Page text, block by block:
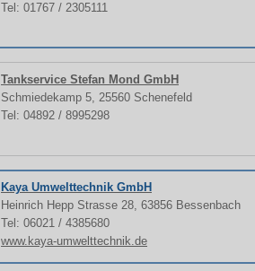
Tel: 01767 / 2305111
Tankservice Stefan Mond GmbH
Schmiedekamp 5, 25560 Schenefeld
Tel: 04892 / 8995298
Kaya Umwelttechnik GmbH
Heinrich Hepp Strasse 28, 63856 Bessenbach
Tel: 06021 / 4385680
www.kaya-umwelttechnik.de